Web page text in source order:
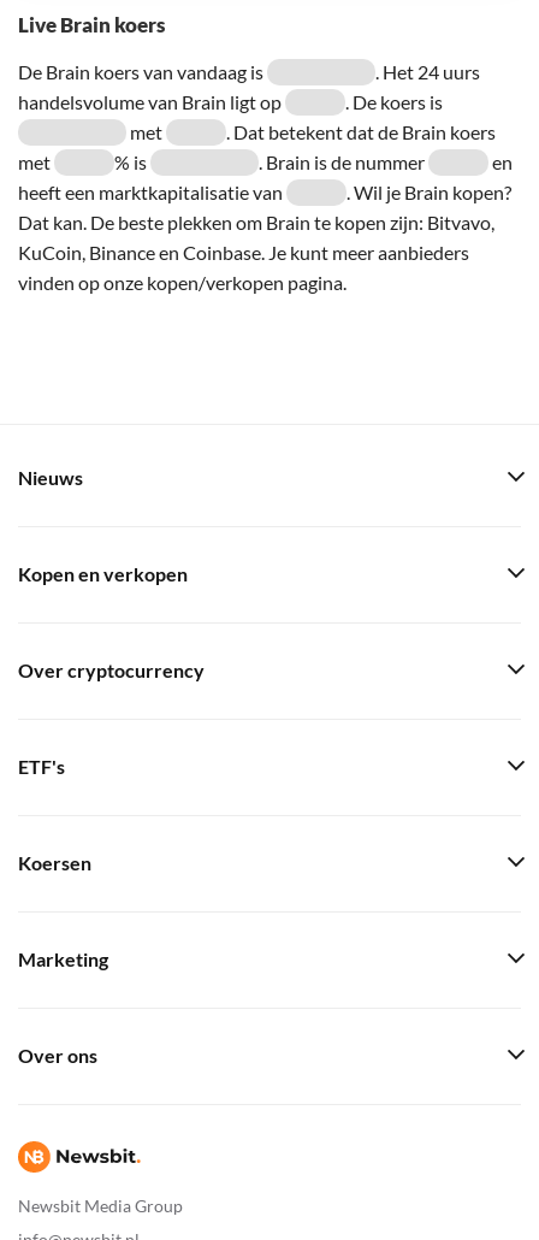
Live Brain koers
De Brain koers van vandaag is
. Het 24 uurs
handelsvolume van Brain ligt op
. De koers is
met
. Dat betekent dat de Brain koers
met
% is . Brain is de nummer
en
heeft een marktkapitalisatie van
. Wil je Brain kopen?
Dat kan. De beste plekken om Brain te kopen zijn: Bitvavo,
KuCoin, Binance en Coinbase. Je kunt meer aanbieders
vinden op onze kopen/verkopen pagina.
Newsbit Media Group
Nieuws
Kopen en verkopen
Over cryptocurrency
ETF's
Koersen
Marketing
Over ons